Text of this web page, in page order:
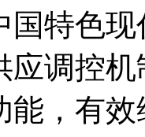
国特色
应调控
能，有